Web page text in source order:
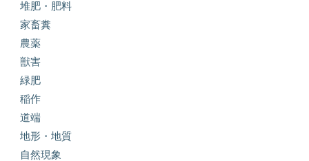
堆肥・肥料
家畜糞
農薬
獣害
緑肥
稲作
道端
地形・地質
自然現象